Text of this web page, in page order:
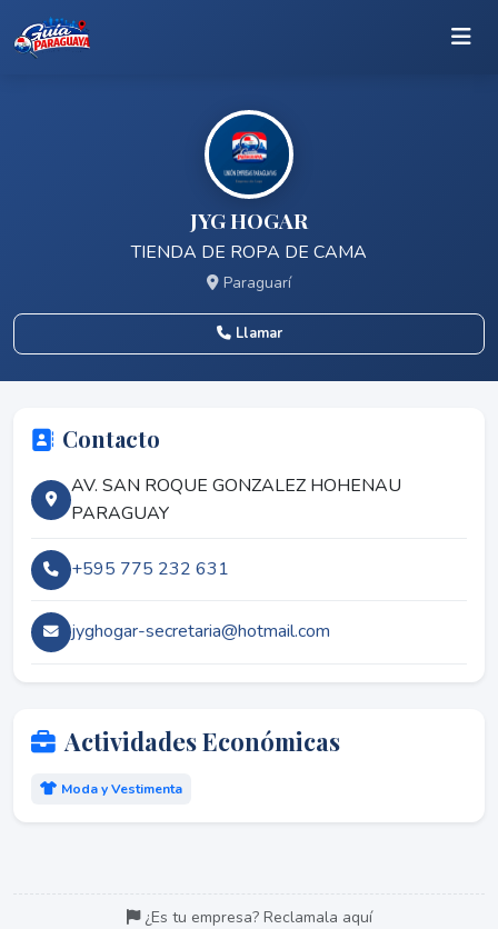
JYG HOGAR
TIENDA DE ROPA DE CAMA
Paraguarí
Llamar
Contacto
AV. SAN ROQUE GONZALEZ HOHENAU
PARAGUAY
+595 775 232 631
jyghogar-secretaria@hotmail.com
Actividades Económicas
Moda y Vestimenta
¿Es tu empresa? Reclamala aquí